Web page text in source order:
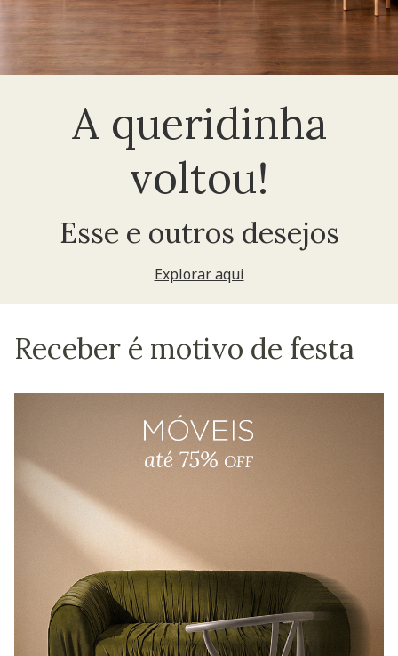
A queridinha
voltou!
Esse e outros desejos
Explorar aqui
Receber é motivo de festa